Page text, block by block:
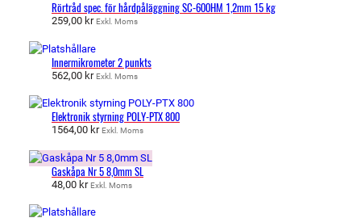
Rörtråd spec. för hårdpåläggning SC-600HM 1,2mm 15 kg
259,00 kr Exkl. Moms
Innermikrometer 2 punkts
562,00 kr Exkl. Moms
Elektronik styrning POLY-PTX 800
1564,00 kr Exkl. Moms
Gaskåpa Nr 5 8,0mm SL
48,00 kr Exkl. Moms